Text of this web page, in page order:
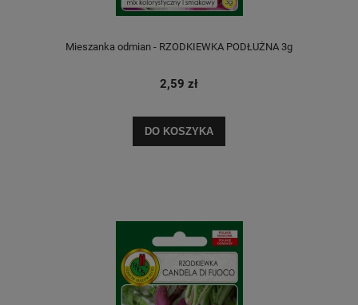
Mieszanka odmian - RZODKIEWKA PODŁUŻNA 3g
2,59 zł
DO KOSZYKA